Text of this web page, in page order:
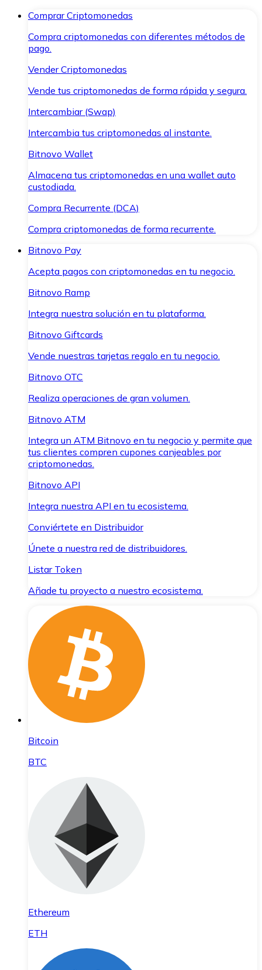
Comprar Criptomonedas
Compra criptomonedas con diferentes métodos de
pago.
Vender Criptomonedas
Vende tus criptomonedas de forma rápida y segura.
Intercambiar (Swap)
Intercambia tus criptomonedas al instante.
Bitnovo Wallet
Almacena tus criptomonedas en una wallet auto
custodiada.
Compra Recurrente (DCA)
Compra criptomonedas de forma recurrente.
Bitnovo Pay
Acepta pagos con criptomonedas en tu negocio.
Bitnovo Ramp
Integra nuestra solución en tu plataforma.
Bitnovo Giftcards
Vende nuestras tarjetas regalo en tu negocio.
Bitnovo OTC
Realiza operaciones de gran volumen.
Bitnovo ATM
Integra un ATM Bitnovo en tu negocio y permite que
tus clientes compren cupones canjeables por
criptomonedas.
Bitnovo API
Integra nuestra API en tu ecosistema.
Conviértete en Distribuidor
Únete a nuestra red de distribuidores.
Listar Token
Añade tu proyecto a nuestro ecosistema.
Bitcoin
BTC
Ethereum
ETH